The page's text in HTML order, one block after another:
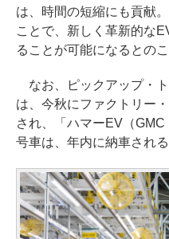
は、時間の短縮にも貢献
ことで、新しく革新的な
ることが可能になるとのこ
なお、ピックアップ・
は、今秋にファクトリー
され、「ハマーEV（
号車は、年内に納車される